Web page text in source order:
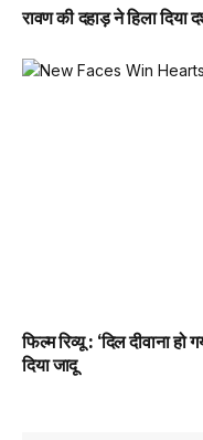
रावण की दहाड़ ने हिला दिया
फिल्म रिव्यू : ‘दिल दीवाना
दिया जादू